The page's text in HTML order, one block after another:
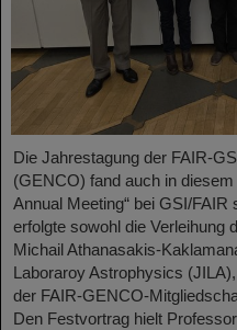
Die Jahrestagung der FAIR-
(GENCO) fand auch in
Annual Meeting“ bei GSI/
erfolgte sowohl die Verleihung
Michail Athanasakis-
Laboraroy Astrophysics
der FAIR-GENCO-
Den Festvortrag hielt